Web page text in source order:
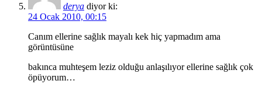
derya diyor ki:
24 Ocak 2010, 00:15
Canım ellerine sağlık mayalı kek hiç yapmadım ama
görüntüsüne
bakınca muhteşem leziz olduğu anlaşılıyor ellerine sağlık çok
öpüyorum…